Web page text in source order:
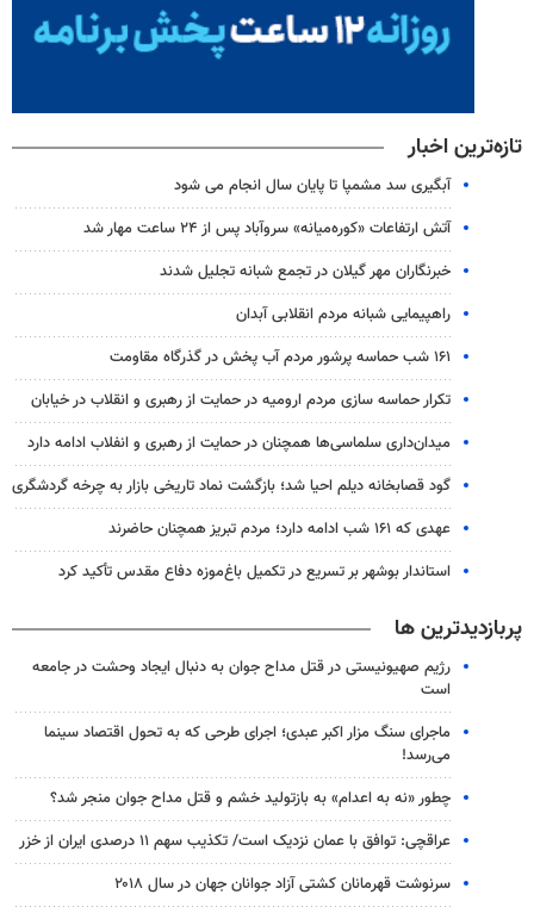
تازه‌ترین اخبار
آبگیری سد مشمپا تا پایان سال انجام می شود
آتش ارتفاعات «کوره‌میانه» سروآباد پس از ۲۴ ساعت مهار شد
خبرنگاران مهر گیلان در تجمع شبانه تجلیل شدند
راهپیمایی شبانه مردم انقلابی آبدان
۱۶۱ شب حماسه پرشور مردم آب پخش در گذرگاه مقاومت
تکرار حماسه سازی مردم ارومیه در حمایت از رهبری و انقلاب در خیابان
میدان‌داری سلماسی‌ها همچنان در حمایت از رهبری‌ و انفلاب ادامه دارد
گود قصابخانه دیلم احیا شد؛ بازگشت نماد تاریخی بازار به چرخه گردشگری
عهدی که ۱۶۱ شب ادامه دارد؛ مردم تبریز همچنان حاضرند
استاندار بوشهر بر تسریع در تکمیل باغ‌موزه دفاع مقدس تأکید کرد
پربازدیدترین ها
رژیم صهیونیستی در قتل مداح جوان به دنبال ایجاد وحشت در جامعه
است
ماجرای سنگ مزار اکبر عبدی؛ اجرای طرحی که به تحول اقتصاد سینما
می‌رسد!
چطور «نه به اعدام» به بازتولید خشم و قتل مداح جوان منجر شد؟
عراقچی: توافق با عمان نزدیک است/ تکذیب سهم ۱۱ درصدی ایران از خزر
سرنوشت قهرمانان کشتی آزاد جوانان جهان در سال ۲۰۱۸